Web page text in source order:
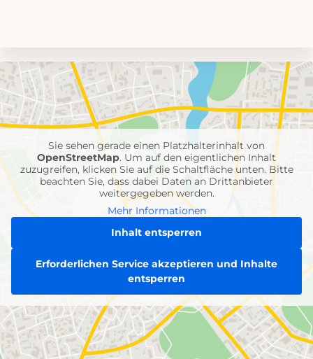
Umgebungskarte
mit
Feuerwehr-
Einheiten
Sie sehen gerade einen Platzhalterinhalt von
OpenStreetMap. Um auf den eigentlichen Inhalt
zuzugreifen, klicken Sie auf die Schaltfläche unten. Bitte
beachten Sie, dass dabei Daten an Drittanbieter
weitergegeben werden.
Mehr Informationen
Inhalt entsperren
Erforderlichen Service akzeptieren und Inhalte
entsperren